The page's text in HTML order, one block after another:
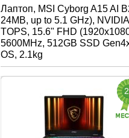
Лаптоп, MSI Cyborg A15 AI
24MB, up to 5.1 GHz),
TOPS, 15.6" FHD
5600MHz, 512GB SSD
OS, 2.1kg